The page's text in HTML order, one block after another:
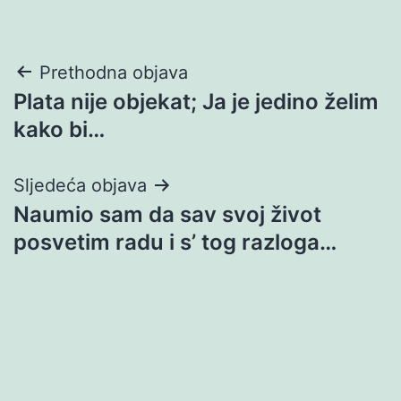
Navigacija
objava
Prethodna objava
Plata nije objekat; Ja je jedino želim
kako bi…
Sljedeća objava
Naumio sam da sav svoj život
posvetim radu i s’ tog razloga…